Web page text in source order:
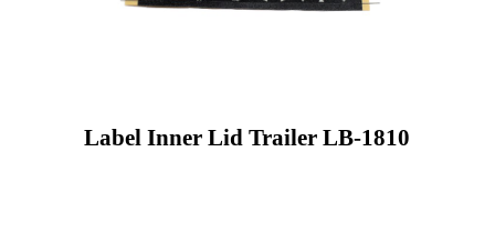
Label Inner Lid Trailer LB-1810